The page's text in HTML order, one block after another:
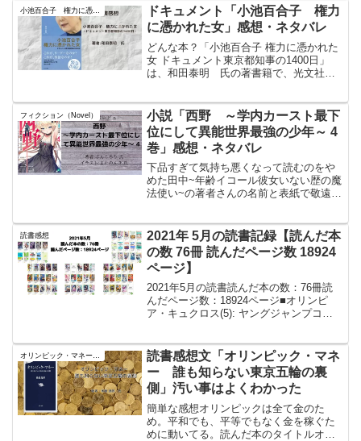
しんだ今一生さんのルポ。読んだ本のタ
イトル#「死ぬ自由」とい...
小池百合子 権力に憑かれた女
ドキュメント「小池百合子 権力
に憑かれた女」感想・ネタバレ
どんな本？「小池百合子 権力に憑かれた
女 ドキュメント東京都知事の1400日」
は、和田泰明 氏の著書籍で、光文社新
氏の行動や政策を詳細に追ったドキュメ
ンタリー形式...
フィクション（Novel）
小説「西野 ～学内カースト最下
位にして異能世界最強の少年～ 4
巻」感想・ネタバレ
下品すぎて気持ち悪くなって読むのをや
めた田中~年齢イコール彼女いない歴の魔
法使い~の著者さんの名前と表紙で敬遠し
ん」が面白かったのでコレも読んでみた
が、、心理描写が変態的...
読書感想
2021年 5月の読書記録【読んだ本
の数 76冊 読んだページ数 18924
ページ】
2021年5月の読書読んだ本の数：76冊読
んだページ数：18924ページ■オリンピ
ア・キュクロス(5): ヤングジャンプコミ
興行にして村を再建させること。でも、
不信感を...
オリンピック・マネー 誰も知らない東京五輪の裏側
読書感想文「オリンピック・マネ
ー 誰も知らない東京五輪の裏
側」汚い事はよくわかった
簡単な感想オリンピックは全て金のた
め。平和でも、平等でもなく金を稼ぐた
めに動いてる。読んだ本のタイトルオリ